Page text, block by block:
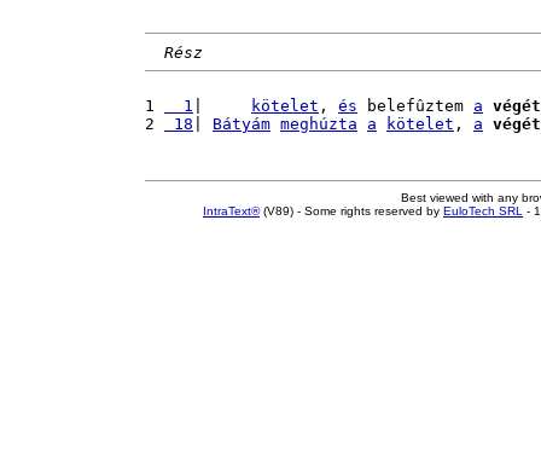
Rész
1
  1
kötelet , és belefûztem a végét
2
18 Bátyám meghúzta a kötelet , a végét
Best viewed with any
IntraText®(V89) - Some rights reserved by EuloTech SRL -